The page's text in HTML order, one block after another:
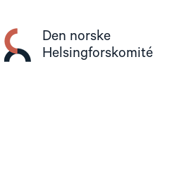
innhold
Den norske
Helsingforskomité